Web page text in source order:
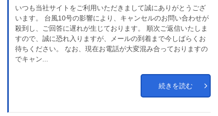
いつも当社サイトをご利用いただきまして誠にありがとうござ
います。 台風10号の影響により、キャンセルのお問い合わせが
殺到し、ご回答に遅れが生じております。 順次ご返信いたしま
すので、誠に恐れ入りますが、メールの到着まで今しばらくお
待ちください。 なお、現在お電話が大変混み合っておりますの
でキャン...
続きを読む